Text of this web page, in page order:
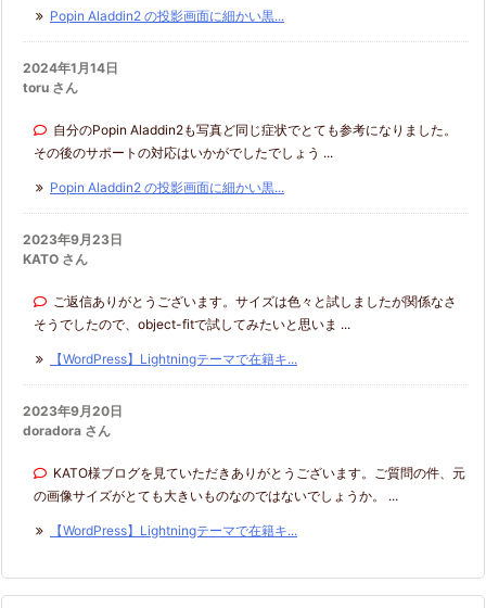
Popin Aladdin2 の投影画面に細かい黒...
2024年1月14日
toru さん
自分のPopin Aladdin2も写真ど同じ症状でとても参考になりました。
その後のサポートの対応はいかがでしたでしょう ...
Popin Aladdin2 の投影画面に細かい黒...
2023年9月23日
KATO さん
ご返信ありがとうございます。サイズは色々と試しましたが関係なさ
そうでしたので、object-fitで試してみたいと思いま ...
【WordPress】Lightningテーマで在籍キ...
2023年9月20日
doradora さん
KATO様ブログを見ていただきありがとうございます。ご質問の件、元
の画像サイズがとても大きいものなのではないでしょうか。 ...
【WordPress】Lightningテーマで在籍キ...